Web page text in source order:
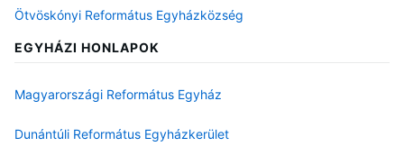
Ötvöskónyi Református Egyházközség
EGYHÁZI HONLAPOK
Magyarországi Református Egyház
Dunántúli Református Egyházkerület